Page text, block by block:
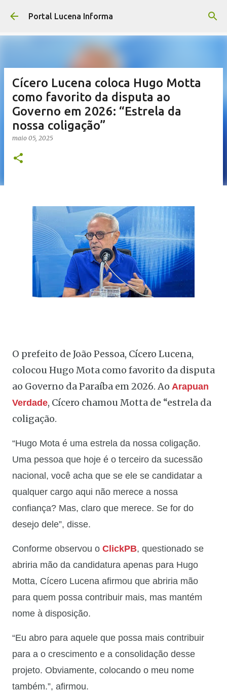
Pular para o conteúdo principal
Portal Lucena Informa
Cícero Lucena coloca Hugo Motta
como favorito da disputa ao
Governo em 2026: “Estrela da
nossa coligação”
maio 05, 2025
O prefeito de João Pessoa, Cícero Lucena,
colocou Hugo Mota como favorito da disputa
ao Governo da Paraíba em 2026. Ao Arapuan
Verdade, Cícero chamou Motta de “estrela da
coligação.
“Hugo Mota é uma estrela da nossa coligação.
Uma pessoa que hoje é o terceiro da sucessão
nacional, você acha que se ele se candidatar a
qualquer cargo aqui não merece a nossa
confiança? Mas, claro que merece. Se for do
desejo dele”, disse.
Conforme observou o ClickPB, questionado se
abriria mão da candidatura apenas para Hugo
Motta, Cícero Lucena afirmou que abriria mão
para quem possa contribuir mais, mas mantém
nome à disposição.
“Eu abro para aquele que possa mais contribuir
para a o crescimento e a consolidação desse
projeto. Obviamente, colocando o meu nome
também.”, afirmou.